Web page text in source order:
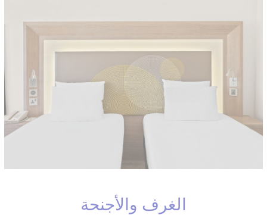
الغرف والأجنحة